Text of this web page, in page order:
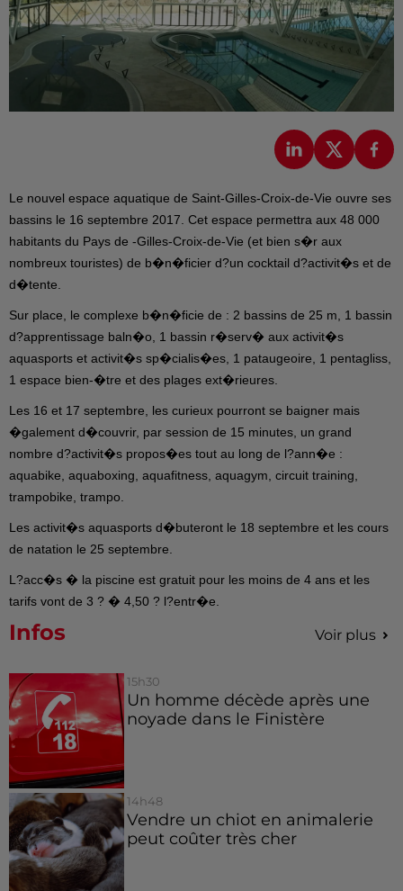
Le nouvel espace aquatique de Saint-Gilles-Croix-de-Vie ouvre ses
bassins le 16 septembre 2017. Cet espace permettra aux 48 000
habitants du Pays de -Gilles-Croix-de-Vie (et bien s�r aux
nombreux touristes) de b�n�ficier d?un cocktail d?activit�s et de
d�tente.
Sur place, le complexe b�n�ficie de : 2 bassins de 25 m, 1 bassin
d?apprentissage baln�o, 1 bassin r�serv� aux activit�s
aquasports et activit�s sp�cialis�es, 1 pataugeoire, 1 pentagliss,
1 espace bien-�tre et des plages ext�rieures.
Les 16 et 17 septembre, les curieux pourront se baigner mais
�galement d�couvrir, par session de 15 minutes, un grand
nombre d?activit�s propos�es tout au long de l?ann�e :
aquabike, aquaboxing, aquafitness, aquagym, circuit training,
trampobike, trampo.
Les activit�s aquasports d�buteront le 18 septembre et les cours
de natation le 25 septembre.
L?acc�s � la piscine est gratuit pour les moins de 4 ans et les
tarifs vont de 3 ? � 4,50 ? l?entr�e.
Infos Voir plus
15h30
Un homme décède après une
noyade dans le Finistère
14h48
Vendre un chiot en animalerie
peut coûter très cher